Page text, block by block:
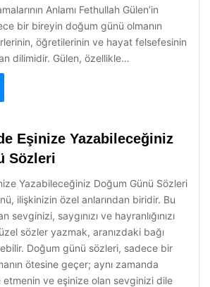
Anlamı Fethullah Gülen’in
bir bireyin doğum günü olmanın
öğretilerinin ve hayat felsefesinin
dilimidir. Gülen, özellikle…
Eşinize Yazabileceğiniz
Sözleri
Yazabileceğiniz Doğum Günü Sözleri
ilişkinizin özel anlarından biridir. Bu
sevginizi, saygınızı ve hayranlığınızı
sözler yazmak, aranızdaki bağı
Doğum günü sözleri, sadece bir
ötesine geçer; aynı zamanda
etmenin ve eşinize olan sevginizi dile